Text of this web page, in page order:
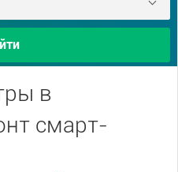
в
смарт-